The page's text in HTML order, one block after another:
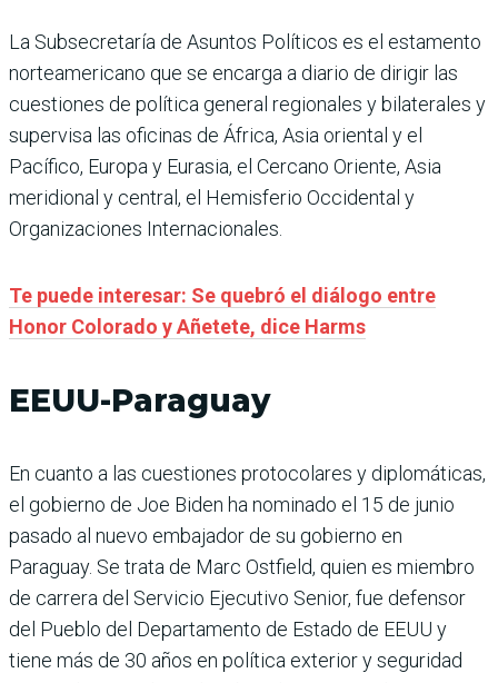
La Subsecretaría de Asuntos Políticos es el estamento
norteamericano que se encarga a diario de dirigir las
cuestiones de política general regionales y bilaterales y
supervisa las oficinas de África, Asia oriental y el
Pacífico, Europa y Eurasia, el Cercano Oriente, Asia
meridional y central, el Hemisferio Occidental y
Organizaciones Internacionales.
Te puede interesar: Se quebró el diálogo entre
Honor Colorado y Añetete, dice Harms
EEUU-Paraguay
En cuanto a las cuestiones protocolares y diplomáticas,
el gobierno de Joe Biden ha nominado el 15 de junio
pasado al nuevo embajador de su gobierno en
Paraguay. Se trata de Marc Ostfield, quien es miembro
de carrera del Servicio Ejecutivo Senior, fue defensor
del Pueblo del Departamento de Estado de EEUU y
tiene más de 30 años en política exterior y seguridad